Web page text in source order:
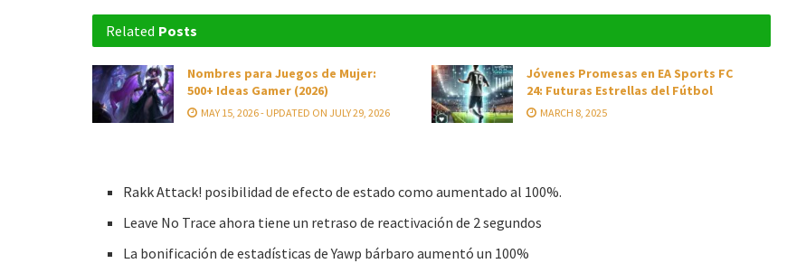
Related Posts
Nombres para Juegos de Mujer:
500+ Ideas Gamer (2026)
MAY 15, 2026 - UPDATED ON JULY 29, 2026
Jóvenes Promesas en EA Sports FC
24: Futuras Estrellas del Fútbol
MARCH 8, 2025
Rakk Attack! posibilidad de efecto de estado como aumentado al 100%.
Leave No Trace ahora tiene un retraso de reactivación de 2 segundos
La bonificación de estadísticas de Yawp bárbaro aumentó un 100%